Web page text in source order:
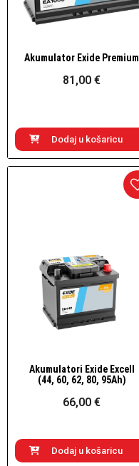
Brzi pogled
Akumulator Exide Premium
81,00 €
Dodaj u košaricu
Brzi pogled
Akumulatori Exide Excell
(44, 60, 62, 80, 95Ah)
66,00 €
Dodaj u košaricu